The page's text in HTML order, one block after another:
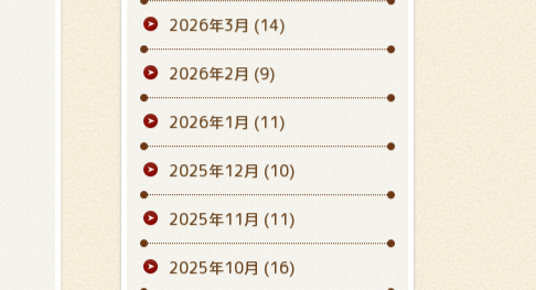
2026年3月 (14)
2026年2月 (9)
2026年1月 (11)
2025年12月 (10)
2025年11月 (11)
2025年10月 (16)